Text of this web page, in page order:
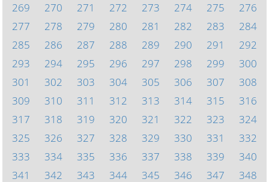
269
270 271 272 273 274 275
276
277
278 279 280 281 282 283
284
285
286 287 288 289 290 291
292
293
294 295 296 297 298 299
300
301
302 303 304 305 306 307
308
309
310 311 312 313 314 315
316
317
318 319 320 321 322 323
324
325
326 327 328 329 330 331
332
333
334 335 336 337 338 339
340
341
342 343 344 345 346 347 348